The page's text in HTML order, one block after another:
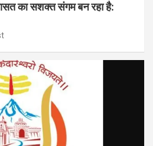
का सशक्त संगम बन रहा है: